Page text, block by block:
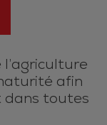
afin
dans toutes